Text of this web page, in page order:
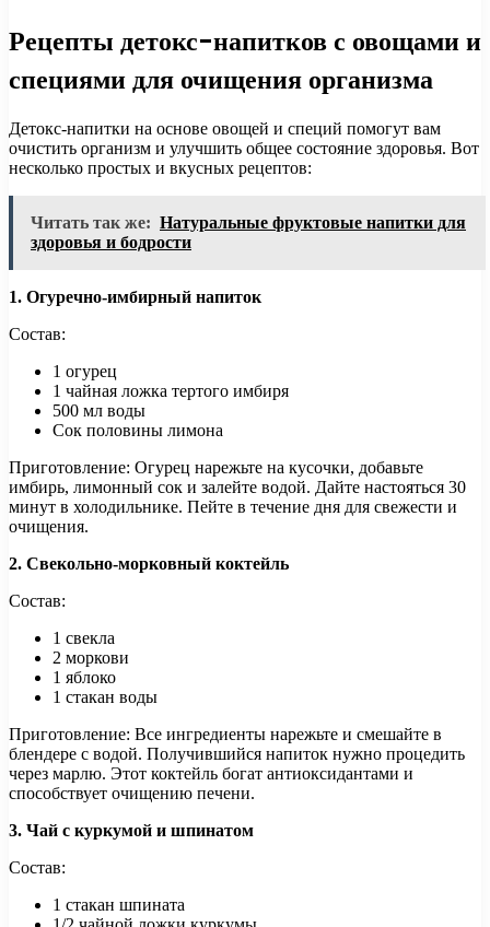
Рецепты детокс-напитков с овощами и
специями для очищения организма
Детокс-напитки на основе овощей и специй помогут вам
очистить организм и улучшить общее состояние здоровья. Вот
несколько простых и вкусных рецептов:
Читать так же: Натуральные фруктовые напитки для
здоровья и бодрости
1. Огуречно-имбирный напиток
Состав:
1 огурец
1 чайная ложка тертого имбиря
500 мл воды
Сок половины лимона
Приготовление: Огурец нарежьте на кусочки, добавьте
имбирь, лимонный сок и залейте водой. Дайте настояться 30
минут в холодильнике. Пейте в течение дня для свежести и
очищения.
2. Свекольно-морковный коктейль
Состав:
1 свекла
2 моркови
1 яблоко
1 стакан воды
Приготовление: Все ингредиенты нарежьте и смешайте в
блендере с водой. Получившийся напиток нужно процедить
через марлю. Этот коктейль богат антиоксидантами и
способствует очищению печени.
3. Чай с куркумой и шпинатом
Состав:
1 стакан шпината